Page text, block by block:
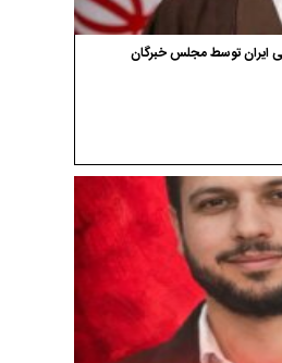
ایران توسط مجلس خبرگان